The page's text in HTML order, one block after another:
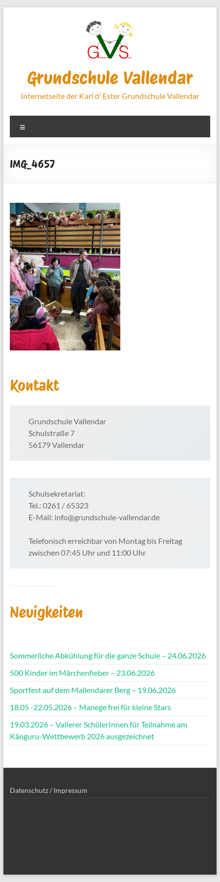
Grundschule Vallendar
Internetseite der Karl d' Ester Grundschule Vallendar
IMG_4657
Kontakt
Grundschule Vallendar
Schulstraße 7
56179 Vallendar
Schulsekretariat:
Tel.: 0261 / 65323
E-Mail: info@grundschule-vallendar.de
Telefonisch erreichbar von Montag bis Freitag
zwischen 07:45 Uhr und 11:00 Uhr
Neuigkeiten
Sommerliche Abkühlung für die ganze Schule – 24.06.2026
500 Kinder im Märchenfieber – 23.06.2026
Sportfest auf dem Mallendarer Berg – 19.06.2026
18.05 -22.05.2026 – Manege frei für kleine Stars
19.03.2026 – Vallerer SchülerInnen für Teilnahme am
Känguru-Wettbewerb 2026 ausgezeichnet
Datenschutz / Impressum